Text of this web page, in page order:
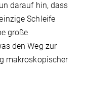
darauf hin, dass
Schleife
große
den Weg zur
makroskopischer